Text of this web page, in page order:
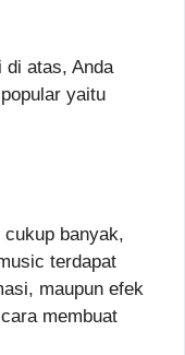
di atas, Anda
yaitu
banyak,
terdapat
maupun efek
membuat